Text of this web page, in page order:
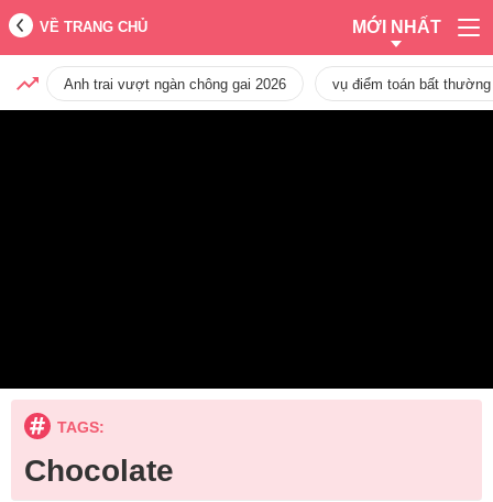
VỀ TRANG CHỦ MỚI NHẤT
Anh trai vượt ngàn chông gai 2026 vụ điểm toán bất
TAGS:
Chocolate